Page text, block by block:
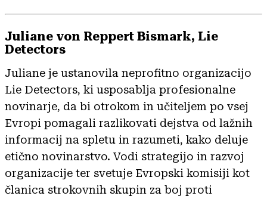
Juliane von Reppert Bismark, Lie
Detectors
Juliane je ustanovila neprofitno organizacijo
Lie Detectors, ki usposablja profesionalne
novinarje, da bi otrokom in učiteljem po vsej
Evropi pomagali razlikovati dejstva od lažnih
informacij na spletu in razumeti, kako deluje
etično novinarstvo. Vodi strategijo in razvoj
organizacije ter svetuje Evropski komisiji kot
članica strokovnih skupin za boj proti